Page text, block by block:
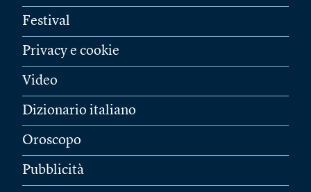
Festival
Privacy e cookie
Video
Dizionario italiano
Oroscopo
Pubblicità